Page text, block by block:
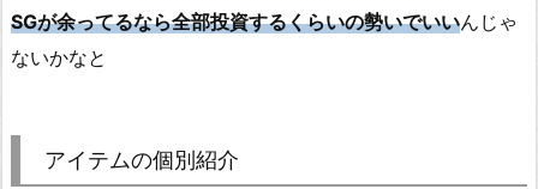
SGが余ってるなら全部投資するくらいの勢いでいいんじゃ
ないかなと
アイテムの個別紹介